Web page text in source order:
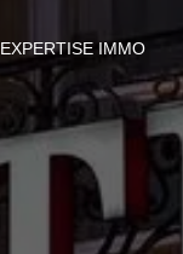
EXPERTISE IMMO